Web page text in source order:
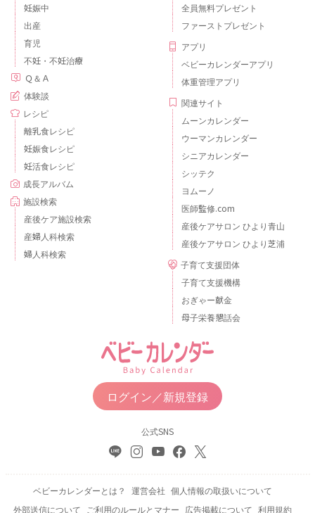
妊娠中
出産
育児
不妊・不妊治療
Ｑ＆Ａ
体験談
レシピ
離乳食レシピ
妊娠食レシピ
妊活食レシピ
成長アルバム
施設検索
産後ケア施設検索
産婦人科検索
婦人科検索
全員無料プレゼント
ファーストプレゼント
アプリ
ベビーカレンダーアプリ
体重管理アプリ
関連サイト
ムーンカレンダー
ウーマンカレンダー
シニアカレンダー
シッテク
ヨムーノ
医師監修.com
産後ケアサロン ひより青山
産後ケアサロン ひより芝浦
子育て支援団体
子育て支援機構
おぎゃー献金
母子栄養懇話会
ログイン／新規登録
公式SNS
ベビーカレンダーとは？ 運営会社 個人情報の取扱いについて
外部送信について
ご利用のルールとマナー 広告掲載について 利用規約